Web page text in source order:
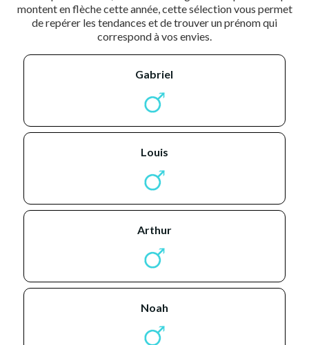
montent en flèche cette année, cette sélection vous permet
de repérer les tendances et de trouver un prénom qui
correspond à vos envies.
gabriel
louis
arthur
noah